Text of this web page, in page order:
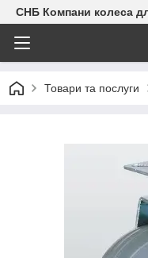
СНБ Компани колеса
Товари та послуги